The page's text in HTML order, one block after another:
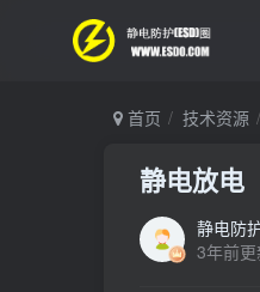
首页 技术资源
静电放电
静电防
3年前